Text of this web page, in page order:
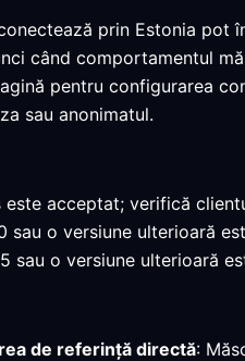
prin Estonia
când comportamentul
pentru configurarea
sau anonimatul.
este acceptat; verifică
sau o versiune ulterioară
sau o versiune ulterioară
de referință directă: